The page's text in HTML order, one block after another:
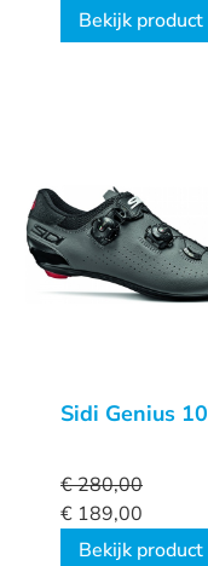
Bekijk product
Sidi Genius 10
€280,00
€ 189,00
Bekijk product